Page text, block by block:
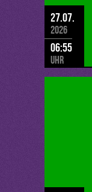
27.07.
2026
06:55
Uhr